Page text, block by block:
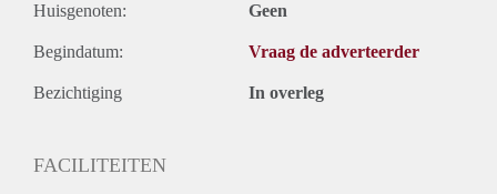
Huisgenoten: Geen
Begindatum: Vraag de adverteerder
Bezichtiging In overleg
FACILITEITEN